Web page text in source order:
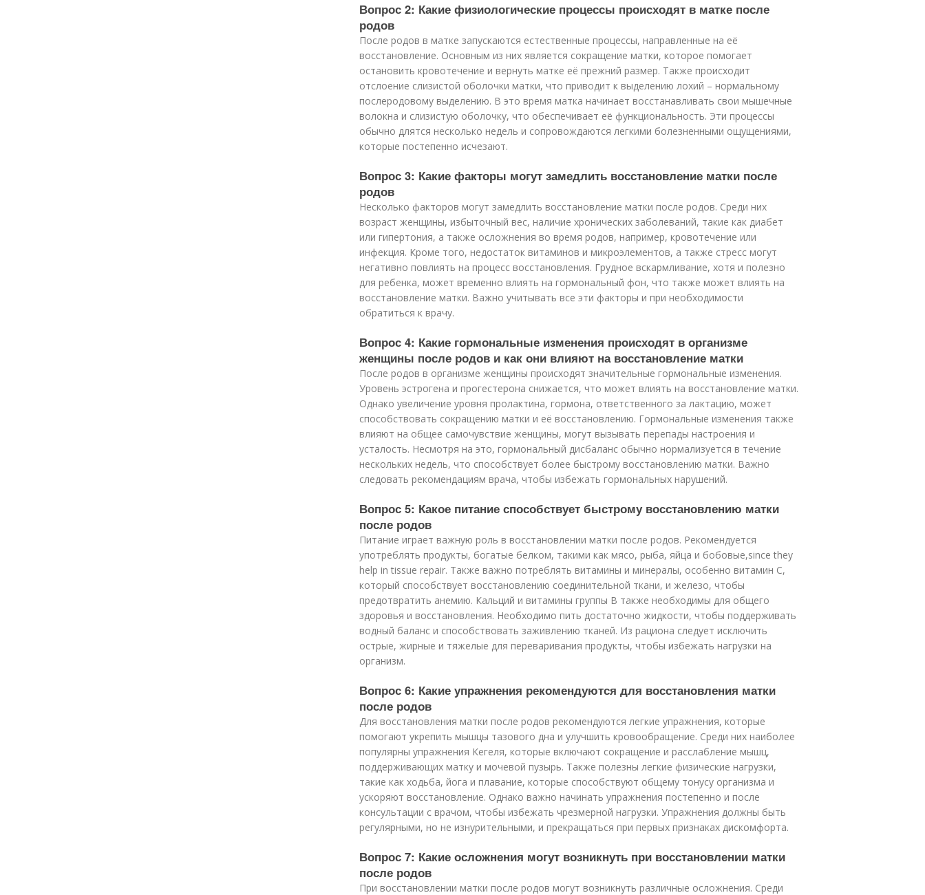
Вопрос 2: Какие физиологические процессы происходят в матке после
родов
После родов в матке запускаются естественные процессы, направленные на её
восстановление. Основным из них является сокращение матки, которое помогает
остановить кровотечение и вернуть матке её прежний размер. Также происходит
отслоение слизистой оболочки матки, что приводит к выделению лохий – нормальному
послеродовому выделению. В это время матка начинает восстанавливать свои мышечные
волокна и слизистую оболочку, что обеспечивает её функциональность. Эти процессы
обычно длятся несколько недель и сопровождаются легкими болезненными ощущениями,
которые постепенно исчезают.
Вопрос 3: Какие факторы могут замедлить восстановление матки после
родов
Несколько факторов могут замедлить восстановление матки после родов. Среди них
возраст женщины, избыточный вес, наличие хронических заболеваний, такие как диабет
или гипертония, а также осложнения во время родов, например, кровотечение или
инфекция. Кроме того, недостаток витаминов и микроэлементов, а также стресс могут
негативно повлиять на процесс восстановления. Грудное вскармливание, хотя и полезно
для ребенка, может временно влиять на гормональный фон, что также может влиять на
восстановление матки. Важно учитывать все эти факторы и при необходимости
обратиться к врачу.
Вопрос 4: Какие гормональные изменения происходят в организме
женщины после родов и как они влияют на восстановление матки
После родов в организме женщины происходят значительные гормональные изменения.
Уровень эстрогена и прогестерона снижается, что может влиять на восстановление матки.
Однако увеличение уровня пролактина, гормона, ответственного за лактацию, может
способствовать сокращению матки и её восстановлению. Гормональные изменения также
влияют на общее самочувствие женщины, могут вызывать перепады настроения и
усталость. Несмотря на это, гормональный дисбаланс обычно нормализуется в течение
нескольких недель, что способствует более быстрому восстановлению матки. Важно
следовать рекомендациям врача, чтобы избежать гормональных нарушений.
Вопрос 5: Какое питание способствует быстрому восстановлению матки
после родов
Питание играет важную роль в восстановлении матки после родов. Рекомендуется
употреблять продукты, богатые белком, такими как мясо, рыба, яйца и бобовые,since they
help in tissue repair. Также важно потреблять витамины и минералы, особенно витамин C,
который способствует восстановлению соединительной ткани, и железо, чтобы
предотвратить анемию. Кальций и витамины группы B также необходимы для общего
здоровья и восстановления. Необходимо пить достаточно жидкости, чтобы поддерживать
водный баланс и способствовать заживлению тканей. Из рациона следует исключить
острые, жирные и тяжелые для переваривания продукты, чтобы избежать нагрузки на
организм.
Вопрос 6: Какие упражнения рекомендуются для восстановления матки
после родов
Для восстановления матки после родов рекомендуются легкие упражнения, которые
помогают укрепить мышцы тазового дна и улучшить кровообращение. Среди них наиболее
популярны упражнения Кегеля, которые включают сокращение и расслабление мышц,
поддерживающих матку и мочевой пузырь. Также полезны легкие физические нагрузки,
такие как ходьба, йога и плавание, которые способствуют общему тонусу организма и
ускоряют восстановление. Однако важно начинать упражнения постепенно и после
консультации с врачом, чтобы избежать чрезмерной нагрузки. Упражнения должны быть
регулярными, но не изнурительными, и прекращаться при первых признаках дискомфорта.
Вопрос 7: Какие осложнения могут возникнуть при восстановлении матки
после родов
При восстановлении матки после родов могут возникнуть различные осложнения. Среди